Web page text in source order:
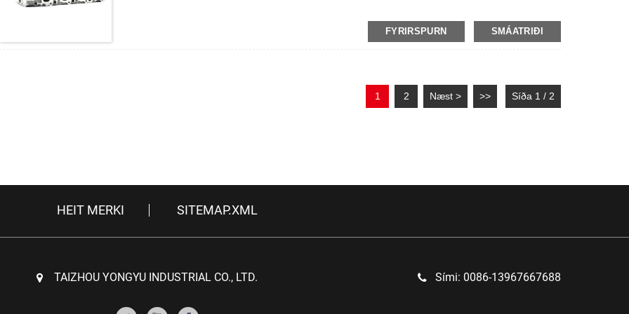
FYRIRSPURN SMÁATRIÐI
1 2 Næst > >> Síða 1 / 2
HEIT MERKI SITEMAP.XML
TAIZHOU YONGYU INDUSTRIAL CO., LTD. Sími: 0086-13967667688